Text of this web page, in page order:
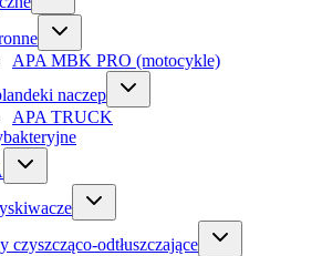
APA MBK PRO (motocykle)
naczep
APA TRUCK
czyszcząco-odtłuszczające